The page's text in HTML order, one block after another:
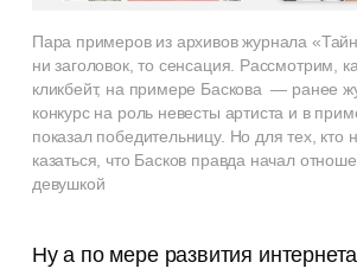
Пара примеров из архивов журнала
ни заголовок, то сенсация. Рассмотрим,
кликбейт, на примере Баскова — ранее
конкурс на роль невесты артиста и в
показал победительницу. Но для тех, кто
казаться, что Басков правда начал
девушкой
Ну а по мере развития